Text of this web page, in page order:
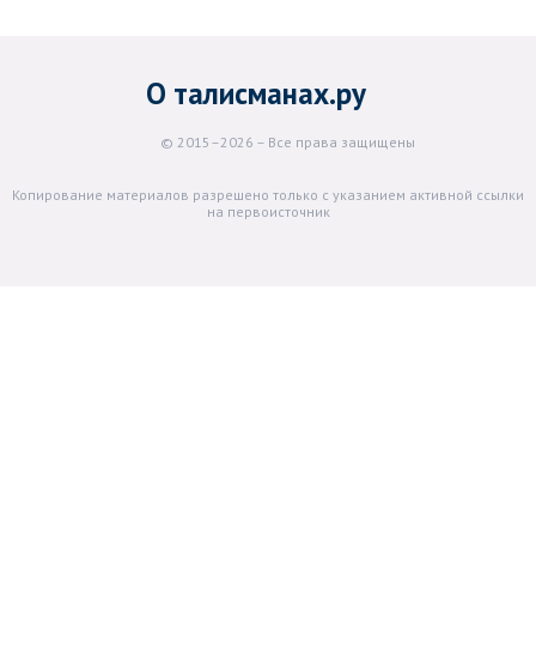
О талисманах.ру
© 2015–2026 – Все права защищены
Копирование материалов разрешено только с указанием активной ссылки
на первоисточник